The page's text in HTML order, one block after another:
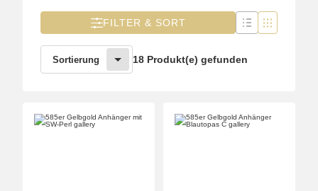
FILTER & SORT
Sortierung 18 Produkt(e) gefunden